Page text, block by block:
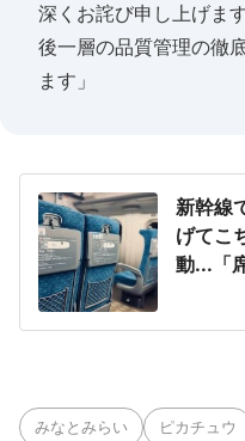
深くお詫び申し上げま
後一層の品質管理の徹
ます」
新幹線
げてこ
動...「
みなとみらい ピカチュウ